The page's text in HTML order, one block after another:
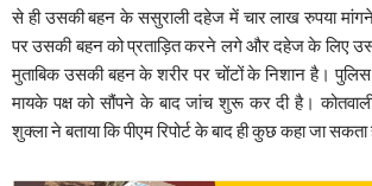
से ही उसकी बहन के ससुराली दहेज में चार लाख रुपया
पर उसकी बहन को प्रताड़ित करने लगे और दहेज के लिए
मुताबिक उसकी बहन के शरीर पर चोंटों के निशान है।
मायके पक्ष को सौंपने के बाद जांच शुरू कर दी है। कोतवाली
शुक्ला ने बताया कि पीएम रिपोर्ट के बाद ही कुछ कहा जा सकता